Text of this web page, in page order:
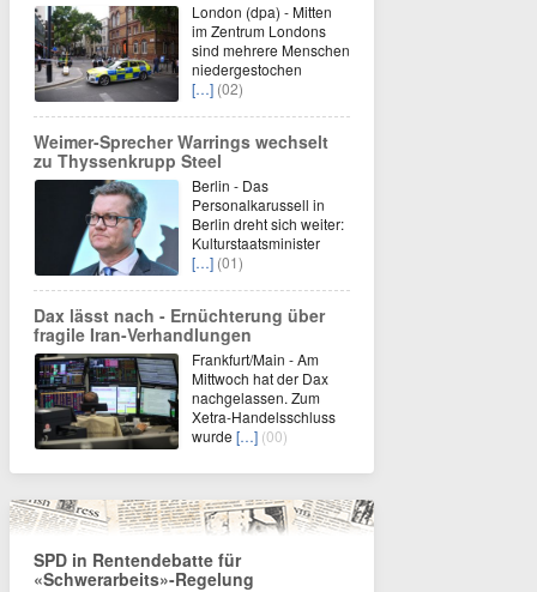
London (dpa) - Mitten
im Zentrum Londons
sind mehrere Menschen
niedergestochen
[…] (02)
Weimer-Sprecher Warrings wechselt
zu Thyssenkrupp Steel
Berlin - Das
Personalkarussell in
Berlin dreht sich weiter:
Kulturstaatsminister
[…] (01)
Dax lässt nach - Ernüchterung über
fragile Iran-Verhandlungen
Frankfurt/Main - Am
Mittwoch hat der Dax
nachgelassen. Zum
Xetra-Handelsschluss
wurde […] (00)
SPD in Rentendebatte für
«Schwerarbeits»-Regelung